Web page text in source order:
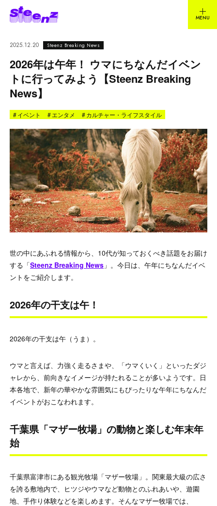
2025.12.20 Steenz Breaking News
2026年は午年！ ウマにちなんだイベン
トに行ってみよう【Steenz Breaking
News】
#イベント #エンタメ #カルチャー・ライフスタイル
世の中にあふれる情報から、10代が知っておくべき話題をお届け
する「Steenz Breaking News 」。今日は、午年にちなんだイベ
ントをご紹介します。
2026年の干支は午！
2026年の干支は午（うま）。
ウマと言えば、力強く走るさまや、「ウマくいく」といったダジ
ャレから、前向きなイメージが持たれることが多いようです。日
本各地で、新年の華やかな雰囲気にもぴったりな午年にちなんだ
イベントがおこなわれます。
千葉県「マザー牧場」の動物と楽しむ年末年
始
千葉県富津市にある観光牧場「マザー牧場」。関東最大級の広さ
を誇る敷地内で、ヒツジやウマなど動物とのふれあいや、遊園
地、手作り体験などを楽しめます。そんなマザー牧場では、